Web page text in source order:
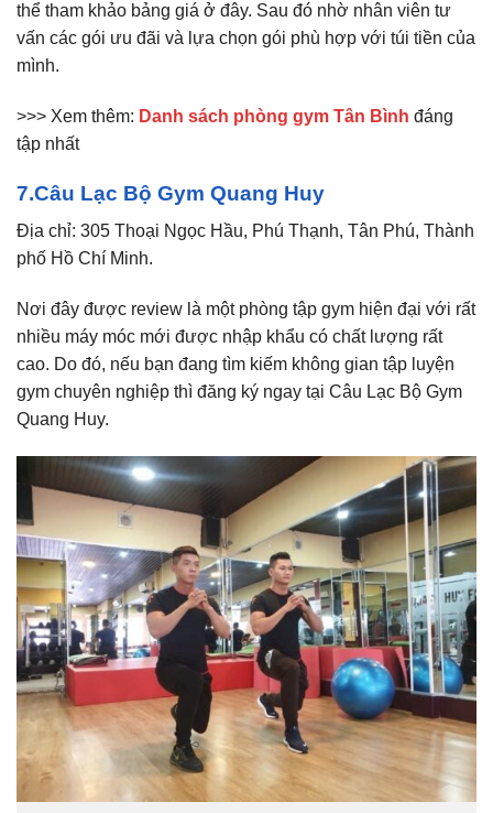
thể tham khảo bảng giá ở đây. Sau đó nhờ nhân viên tư
vấn các gói ưu đãi và lựa chọn gói phù hợp với túi tiền của
mình.
>>> Xem thêm: Danh sách phòng gym Tân Bình đáng
tập nhất
7.Câu Lạc Bộ Gym Quang Huy
Địa chỉ: 305 Thoại Ngọc Hầu, Phú Thạnh, Tân Phú, Thành
phố Hồ Chí Minh.
Nơi đây được review là một phòng tập gym hiện đại với rất
nhiều máy móc mới được nhập khẩu có chất lượng rất
cao. Do đó, nếu bạn đang tìm kiếm không gian tập luyện
gym chuyên nghiệp thì đăng ký ngay tại Câu Lạc Bộ Gym
Quang Huy.